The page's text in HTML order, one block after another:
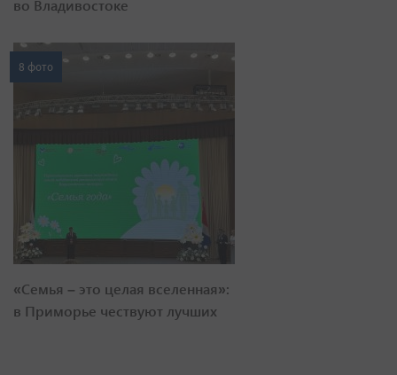
во Владивостоке
8 фото
«Семья – это целая вселенная»:
в Приморье чествуют лучших